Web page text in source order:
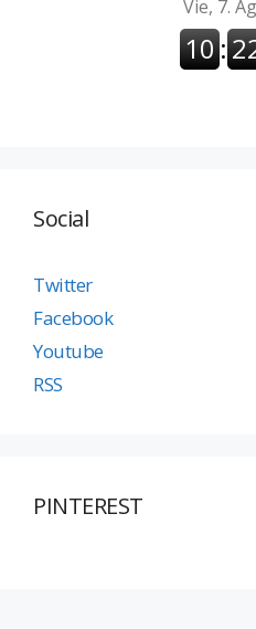
Social
Twitter
Facebook
Youtube
RSS
PINTEREST